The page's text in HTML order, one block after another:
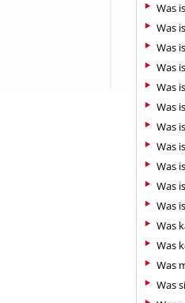
Was